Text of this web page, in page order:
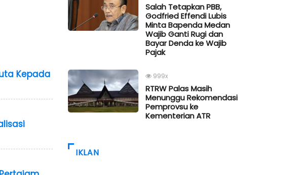
Kepada
Salah Tetapkan PBB,
Godfried Effendi Lubis
Minta Bapenda Medan
Wajib Ganti Rugi dan
Bayar Denda ke Wajib
Pajak
999x
RTRW Palas Masih
Menunggu Rekomendasi
Pemprovsu ke
Kementerian ATR
IKLAN